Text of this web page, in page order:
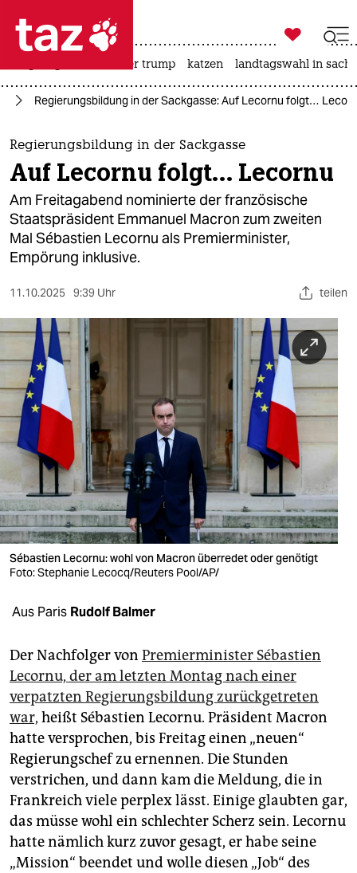
 taz zahl ich
taz zahl ich
themen
politik
öko
gesellschaft
kultur
sport
berlin
nord
wahrheit
verlag
verlag
veranstaltungen
shop
unterstützen
abo
genossenschaft
epaper login

taz zahl ich
usa unter trump katzen landtagswahl in
Regierungsbildung in der Sackgasse: Auf Lecornu folgt…
Regierungsbildung in der Sackgasse
Auf Lecornu folgt… Lecornu
Am Freitagabend nominierte der französische
Staatspräsident Emmanuel Macron zum zweiten
Mal Sébastien Lecornu als Premierminister,
Empörung inklusive.
11.10.2025 9:39 Uhr teilen
Sébastien Lecornu: wohl von Macron überredet oder genötigt
Foto: Stephanie Lecocq/Reuters Pool/AP/
Aus Paris Rudolf Balmer
Der Nachfolger von Premierminister Sébastien
Lecornu, der am letzten Montag nach einer
verpatzten Regierungsbildung zurückgetreten
war, heißt Sébastien Lecornu. Präsident Macron
hatte versprochen, bis Freitag einen „neuen“
Regierungschef zu ernennen. Die Stunden
verstrichen, und dann kam die Meldung, die in
Frankreich viele perplex lässt. Einige glaubten gar,
das müsse wohl ein schlechter Scherz sein. Lecornu
hatte nämlich kurz zuvor gesagt, er habe seine
„Mission“ beendet und wolle diesen „Job“ des